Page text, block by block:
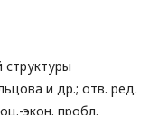
и др.; отв. ред.
экон. пробл.